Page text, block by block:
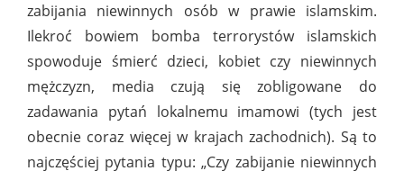
zabijania niewinnych osób w prawie islamskim.
Ilekroć bowiem bomba terrorystów islamskich
spowoduje śmierć dzieci, kobiet czy niewinnych
mężczyzn, media czują się zobligowane do
zadawania pytań lokalnemu imamowi (tych jest
obecnie coraz więcej w krajach zachodnich). Są to
najczęściej pytania typu: „Czy zabijanie niewinnych